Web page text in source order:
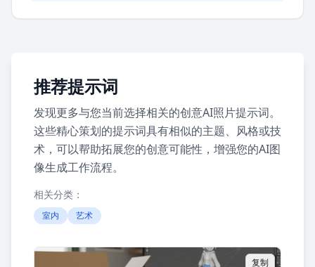
推荐提示词
发现更多与您当前选择相关的创意AI照片提示词。
这些精心策划的提示词具有相似的主题、风格或技
术，可以帮助拓展您的创意可能性，增强您的AI图
像生成工作流程。
相关分类：
室内 艺术
复制